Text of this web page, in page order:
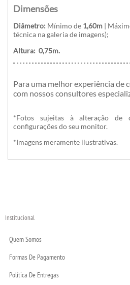
Dimensões
Diâmetro: Mínimo de 1,60m |
técnica na galeria de imagens);
Altura: 0,75m.
Para uma melhor experiência de
com nossos consultores
*Fotos sujeitas à alteração
configurações do seu monitor.
*Imagens meramente ilustrativas.
Institucional
Quem Somos
Formas De Pagamento
Política De Entregas